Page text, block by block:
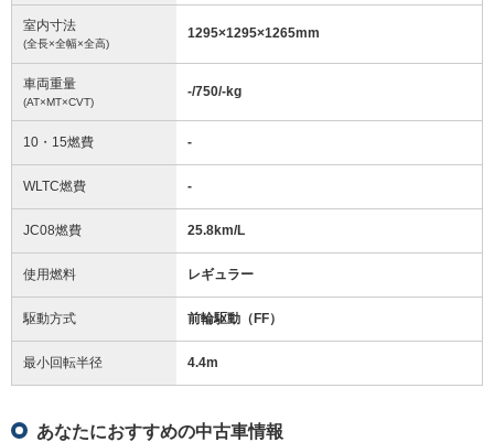
室内寸法
(全長×全幅×全高)
1295×1295×1265mm
車両重量
(AT×MT×CVT)
-/750/-kg
10・15燃費 -
WLTC燃費 -
JC08燃費 25.8km/L
使用燃料 レギュラー
駆動方式 前輪駆動（FF）
最小回転半径 4.4m
あなたにおすすめの中古車情報